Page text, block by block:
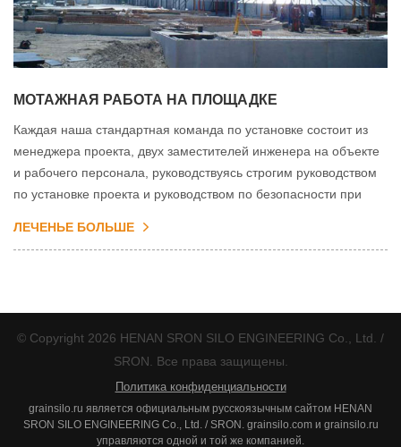
МОТАЖНАЯ РАБОТА НА ПЛОЩАДКЕ
Каждая наша стандартная команда по установке состоит из
менеджера проекта, двух заместителей инженера на объекте
и рабочего персонала, руководствуясь строгим руководством
по установке проекта и руководством по безопасности при
ЛЕЧЕНЬЕ БОЛЬШЕ
© Copyright 2026 HENAN SRON SILO ENGINEERING Co., Ltd. /
SRON. Все права защищены.
Политика конфиденциальности
grainsilo.ru является официальным русскоязычным сайтом HENAN
SRON SILO ENGINEERING Co., Ltd. / SRON. grainsilo.com и grainsilo.ru
управляются одной и той же компанией.